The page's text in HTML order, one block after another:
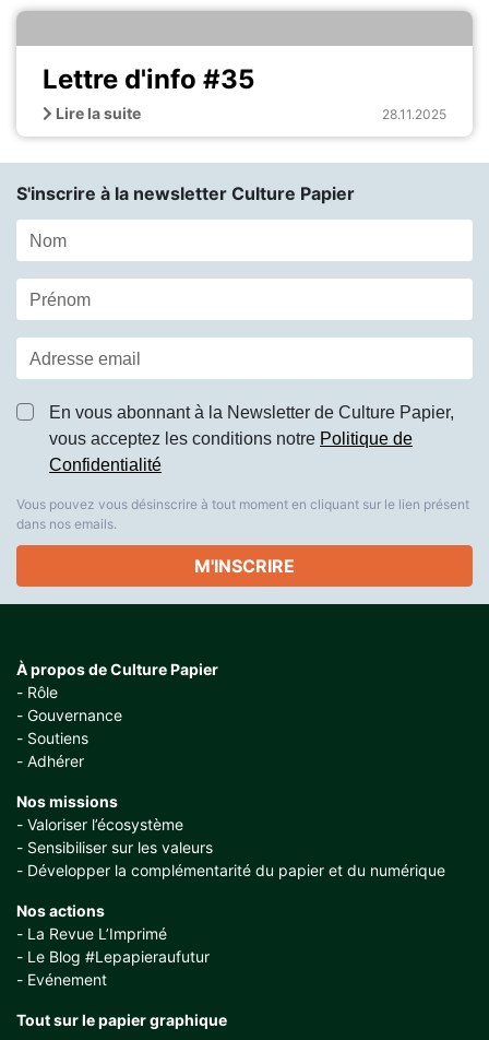
Lettre d'info #35
Lire la suite 28.11.2025
S'inscrire à la newsletter Culture Papier
En vous abonnant à la Newsletter de Culture Papier,
vous acceptez les conditions notre Politique de
Confidentialité
Vous pouvez vous désinscrire à tout moment en cliquant sur le lien présent
dans nos emails.
M'INSCRIRE
À propos de Culture Papier
Rôle
Gouvernance
Soutiens
Adhérer
Nos missions
Valoriser l’écosystème
Sensibiliser sur les valeurs
Développer la complémentarité du papier et du numérique
Nos actions
La Revue L’Imprimé
Le Blog #Lepapieraufutur
Evénement
Tout sur le papier graphique